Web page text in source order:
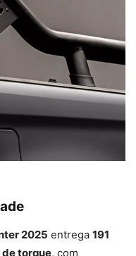
2025 entrega 191
torque, com